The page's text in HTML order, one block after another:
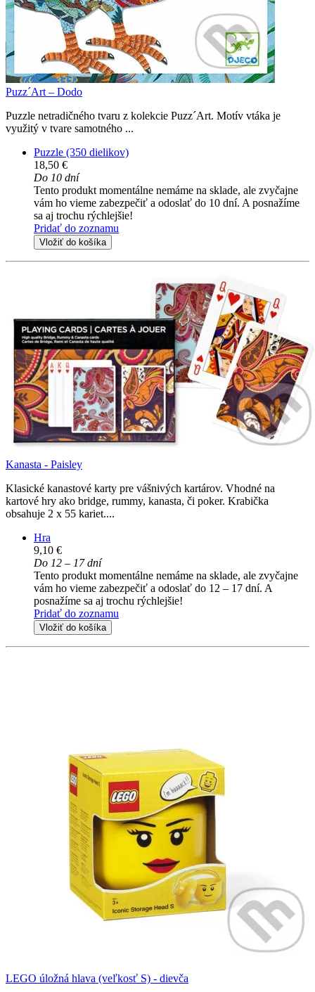
Puzz´Art – Dodo
Puzzle netradičného tvaru z kolekcie Puzz´Art. Motív vtáka je
využitý v tvare samotného ...
Puzzle (350 dielikov)
18,50 €
Do 10 dní
Tento produkt momentálne nemáme na sklade, ale zvyčajne
vám ho vieme zabezpečiť a odoslať do 10 dní. A posnažíme
sa aj trochu rýchlejšie!
Pridať do zoznamu
Vložiť do košíka
Kanasta - Paisley
Klasické kanastové karty pre vášnivých kartárov. Vhodné na
kartové hry ako bridge, rummy, kanasta, či poker. Krabička
obsahuje 2 x 55 kariet....
Hra
9,10 €
Do 12 – 17 dní
Tento produkt momentálne nemáme na sklade, ale zvyčajne
vám ho vieme zabezpečiť a odoslať do 12 – 17 dní. A
posnažíme sa aj trochu rýchlejšie!
Pridať do zoznamu
Vložiť do košíka
LEGO úložná hlava (veľkosť S) - dievča